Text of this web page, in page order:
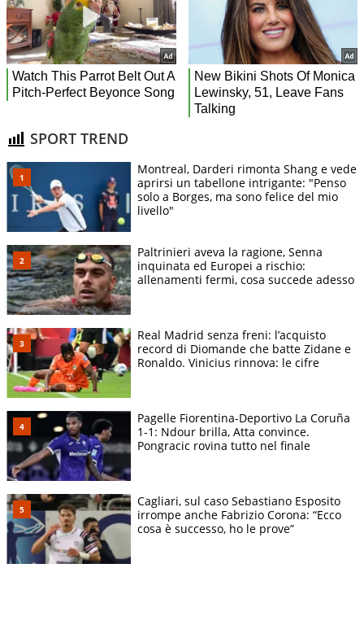
SPORT TREND
Montreal, Darderi rimonta Shang e vede
aprirsi un tabellone intrigante: "Penso
solo a Borges, ma sono felice del mio
livello"
Paltrinieri aveva la ragione, Senna
inquinata ed Europei a rischio:
allenamenti fermi, cosa succede adesso
Real Madrid senza freni: l’acquisto
record di Diomande che batte Zidane e
Ronaldo. Vinicius rinnova: le cifre
Pagelle Fiorentina-Deportivo La Coruña
1-1: Ndour brilla, Atta convince.
Pongracic rovina tutto nel finale
Cagliari, sul caso Sebastiano Esposito
irrompe anche Fabrizio Corona: “Ecco
cosa è successo, ho le prove”